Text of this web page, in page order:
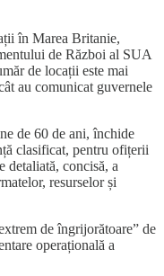
în Marea Britanie,
de Război al SUA
de locații este mai
au comunicat guvernele
de 60 de ani, închide
clasificat, pentru ofițerii
detaliată, concisă, a
resurselor și
de îngrijorătoare” de
operațională a